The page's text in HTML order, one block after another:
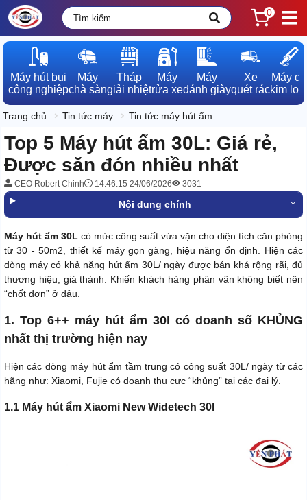
0
Máy hút bụi
công nghiệp
Máy
chà sàn
Tháp
giải nhiệt
Máy
rửa xe
Máy
đánh giày
Xe
quét rác
Máy dò
kim loại
Trang chủ Tin tức máy Tin tức máy hút ẩm
Top 5 Máy hút ẩm 30L: Giá rẻ,
Được săn đón nhiều nhất
CEO Robert Chinh 14:46:15 24/06/2026 3031
Nội dung chính
Máy hút ẩm 30L có mức công suất vừa vặn cho diện tích căn phòng
từ 30 - 50m2, thiết kế máy gọn gàng, hiệu năng ổn định. Hiện các
dòng máy có khả năng hút ẩm 30L/ ngày được bán khá rộng rãi, đủ
thương hiệu, giá thành. Khiến khách hàng phân vân không biết nên
“chốt đơn” ở đâu.
1. Top 6++ máy hút ẩm 30l có doanh số KHỦNG
nhất thị trường hiện nay
Hiện các dòng máy hút ẩm tầm trung có công suất 30L/ ngày từ các
hãng như: Xiaomi, Fujie có doanh thu cực “khủng” tại các đại lý.
1.1 Máy hút ẩm Xiaomi New Widetech 30l